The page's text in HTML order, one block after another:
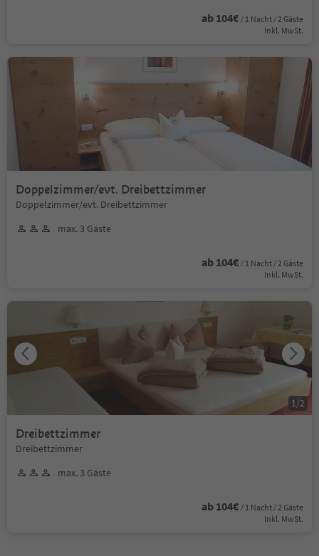
ab 104€ / 1 Nacht / 2 Gäste
Inkl. MwSt.
Doppelzimmer/evt. Dreibettzimmer
Doppelzimmer/evt. Dreibettzimmer
max. 3 Gäste
ab 104€ / 1 Nacht / 2 Gäste
Inkl. MwSt.
Dreibettzimmer
Dreibettzimmer
max. 3 Gäste
ab 104€ / 1 Nacht / 2 Gäste
Inkl. MwSt.
1 /2